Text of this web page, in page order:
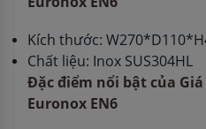
Kích thước:
Chất liệu: Inox SUS304HL
Đặc điểm nổi bật của
Euronox EN6